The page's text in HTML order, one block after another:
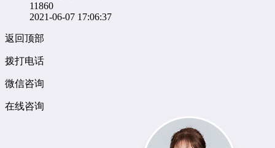
11860
2021-06-07 17:06:37
返回顶部
拨打电话
微信咨询
在线咨询